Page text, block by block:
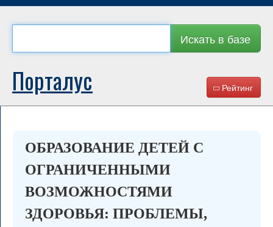
Искать в базе
Рейтинг
Порталус
ОБРАЗОВАНИЕ ДЕТЕЙ С
ОГРАНИЧЕННЫМИ
ВОЗМОЖНОСТЯМИ
ЗДОРОВЬЯ: ПРОБЛЕМЫ,